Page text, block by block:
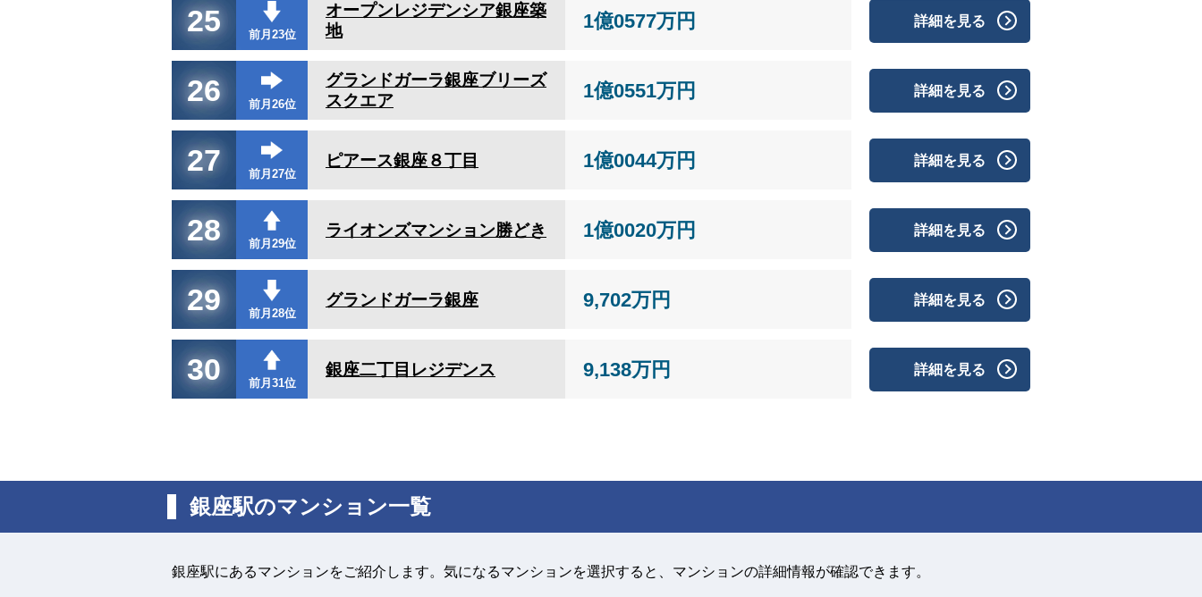
25 前月23位
オープンレジデンシア銀座築
地
1億0577万円 詳細を見る
26 前月26位
グランドガーラ銀座ブリーズ
スクエア
1億0551万円 詳細を見る
27 前月27位
ピアース銀座８丁目 1億0044万円 詳細を見る
28 前月29位
ライオンズマンション勝どき 1億0020万円 詳細を見る
29 前月28位
グランドガーラ銀座 9,702万円 詳細を見る
30 前月31位
銀座二丁目レジデンス 9,138万円 詳細を見る
銀座駅のマンション一覧
銀座駅にあるマンションをご紹介します。気になるマンションを選択すると、マンションの詳細情報が確認できます。